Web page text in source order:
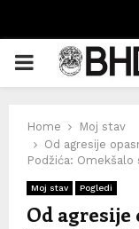
PRIMARY
Home
Moj stav
Od agresije
Podžića:
Moj stav Pogledi
Od